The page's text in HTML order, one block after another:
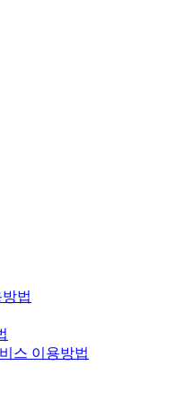
법
스 이용방법